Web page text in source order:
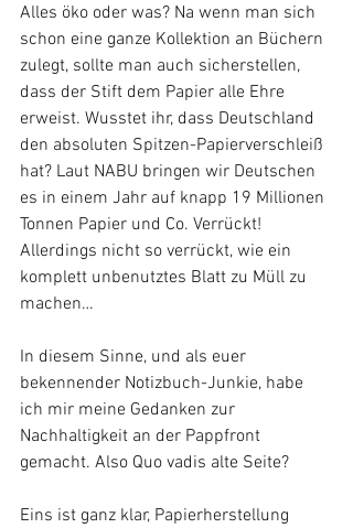
Alles öko oder was? Na wenn man sich
schon eine ganze Kollektion an Büchern
zulegt, sollte man auch sicherstellen,
dass der Stift dem Papier alle Ehre
erweist. Wusstet ihr, dass Deutschland
den absoluten Spitzen-Papierverschleiß
hat? Laut NABU bringen wir Deutschen
es in einem Jahr auf knapp 19 Millionen
Tonnen Papier und Co. Verrückt!
Allerdings nicht so verrückt, wie ein
komplett unbenutztes Blatt zu Müll zu
machen…
In diesem Sinne, und als euer
bekennender Notizbuch-Junkie, habe
ich mir meine Gedanken zur
Nachhaltigkeit an der Pappfront
gemacht. Also Quo vadis alte Seite?
Eins ist ganz klar, Papierherstellung